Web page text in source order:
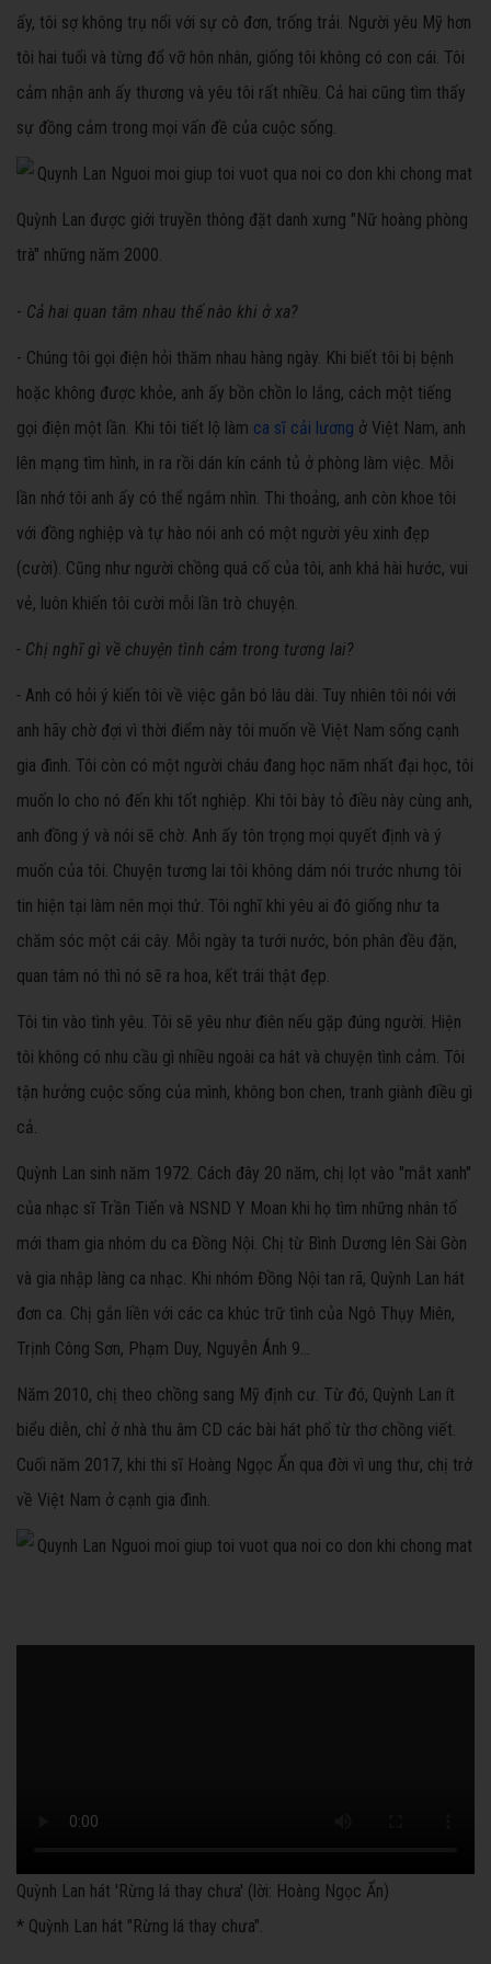
ấy, tôi sợ không trụ nổi với sự cô đơn, trống trải. Người yêu Mỹ hơn
tôi hai tuổi và từng đổ vỡ hôn nhân, giống tôi không có con cái. Tôi
cảm nhận anh ấy thương và yêu tôi rất nhiều. Cả hai cũng tìm thấy
sự đồng cảm trong mọi vấn đề của cuộc sống.
Quỳnh Lan được giới truyền thông đặt danh xưng "Nữ hoàng phòng
trà" những năm 2000.
- Cả hai quan tâm nhau thế nào khi ở xa?
- Chúng tôi gọi điện hỏi thăm nhau hàng ngày. Khi biết tôi bị bệnh
hoặc không được khỏe, anh ấy bồn chồn lo lắng, cách một tiếng
gọi điện một lần. Khi tôi tiết lộ làm ca sĩ cải lương ở Việt Nam, anh
lên mạng tìm hình, in ra rồi dán kín cánh tủ ở phòng làm việc. Mỗi
lần nhớ tôi anh ấy có thể ngắm nhìn. Thi thoảng, anh còn khoe tôi
với đồng nghiệp và tự hào nói anh có một người yêu xinh đẹp
(cười). Cũng như người chồng quá cố của tôi, anh khá hài hước, vui
vẻ, luôn khiến tôi cười mỗi lần trò chuyện.
- Chị nghĩ gì về chuyện tình cảm trong tương lai?
- Anh có hỏi ý kiến tôi về việc gắn bó lâu dài. Tuy nhiên tôi nói với
anh hãy chờ đợi vì thời điểm này tôi muốn về Việt Nam sống cạnh
gia đình. Tôi còn có một người cháu đang học năm nhất đại học, tôi
muốn lo cho nó đến khi tốt nghiệp. Khi tôi bày tỏ điều này cùng anh,
anh đồng ý và nói sẽ chờ. Anh ấy tôn trọng mọi quyết định và ý
muốn của tôi. Chuyện tương lai tôi không dám nói trước nhưng tôi
tin hiện tại làm nên mọi thứ. Tôi nghĩ khi yêu ai đó giống như ta
chăm sóc một cái cây. Mỗi ngày ta tưới nước, bón phân đều đặn,
quan tâm nó thì nó sẽ ra hoa, kết trái thật đẹp.
Tôi tin vào tình yêu. Tôi sẽ yêu như điên nếu gặp đúng người. Hiện
tôi không có nhu cầu gì nhiều ngoài ca hát và chuyện tình cảm. Tôi
tận hưởng cuộc sống của mình, không bon chen, tranh giành điều gì
cả.
Quỳnh Lan sinh năm 1972. Cách đây 20 năm, chị lọt vào "mắt xanh"
của nhạc sĩ Trần Tiến và NSND Y Moan khi họ tìm những nhân tố
mới tham gia nhóm du ca Đồng Nội. Chị từ Bình Dương lên Sài Gòn
và gia nhập làng ca nhạc. Khi nhóm Đồng Nội tan rã, Quỳnh Lan hát
đơn ca. Chị gắn liền với các ca khúc trữ tình của Ngô Thụy Miên,
Trịnh Công Sơn, Phạm Duy, Nguyễn Ánh 9...
Năm 2010, chị theo chồng sang Mỹ định cư. Từ đó, Quỳnh Lan ít
biểu diễn, chỉ ở nhà thu âm CD các bài hát phổ từ thơ chồng viết.
Cuối năm 2017, khi thi sĩ Hoàng Ngọc Ẩn qua đời vì ung thư, chị trở
về Việt Nam ở cạnh gia đình.
Quỳnh Lan hát 'Rừng lá thay chưa' (lời: Hoàng Ngọc Ẩn)
* Quỳnh Lan hát "Rừng lá thay chưa".